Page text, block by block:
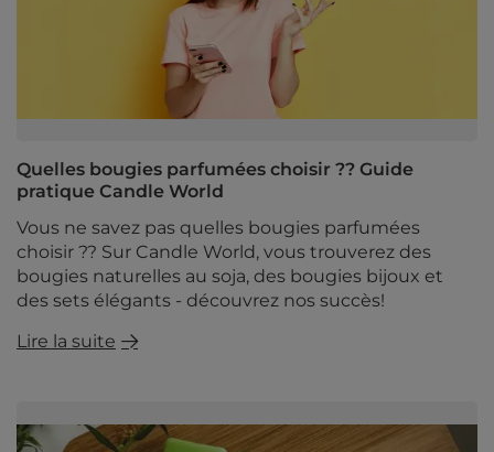
Quelles bougies parfumées choisir ?? Guide
pratique Candle World
Vous ne savez pas quelles bougies parfumées
choisir ?? Sur Candle World, vous trouverez des
bougies naturelles au soja, des bougies bijoux et
des sets élégants - découvrez nos succès!
Lire la suite